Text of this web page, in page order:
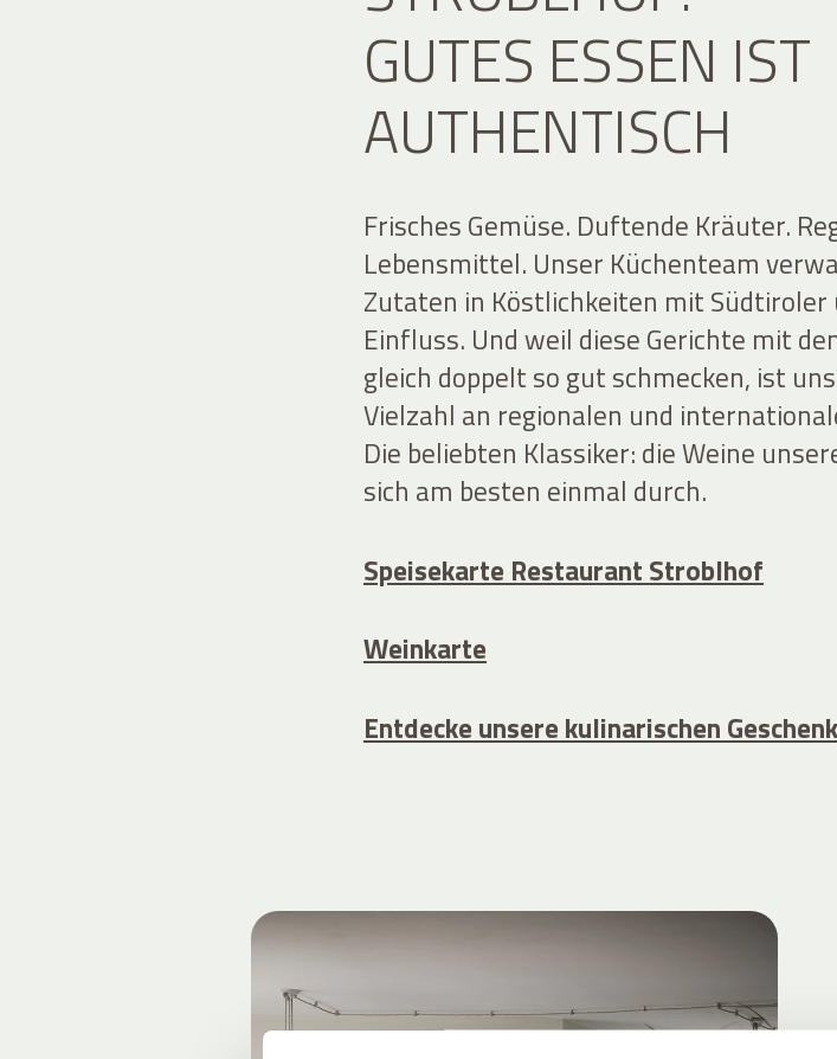
GUTES ESSEN IST
AUTHENTISCH
Frisches Gemüse. Duftende Kräuter.
Lebensmittel. Unser Küchenteam
Zutaten in Köstlichkeiten mit
Einfluss. Und weil diese Gerichte mit
gleich doppelt so gut schmecken, ist
Vielzahl an regionalen und
Die beliebten Klassiker: die Weine
sich am besten einmal durch.
Speisekarte Restaurant Stroblhof
Weinkarte
Entdecke unsere kulinarischen